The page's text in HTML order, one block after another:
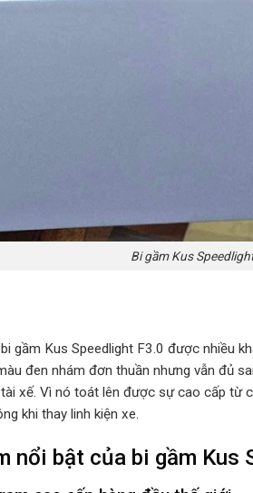
Bi gầm Kus
gầm Kus Speedlight F3.0 được nhiều
đen nhám đơn thuần nhưng vẫn đủ
xế. Vì nó toát lên được sự cao cấp từ
khi thay linh kiện xe.
nổi bật của bi gầm Kus